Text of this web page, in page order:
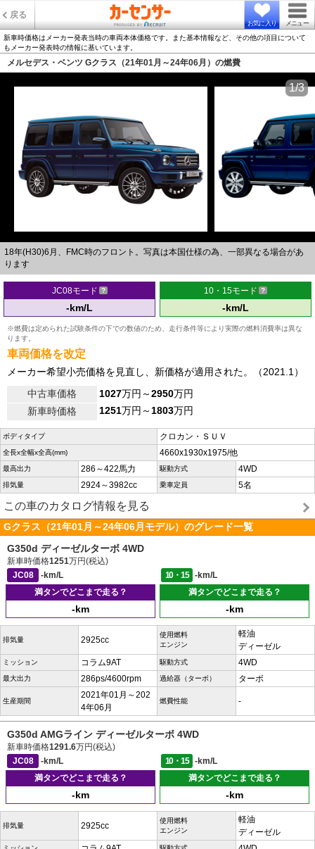
戻る
お気に入り メニュー
新車時価格はメーカー発表当時の車両本体価格です。また基本情報など、その他の項目について
もメーカー発表時の情報に基いています。
メルセデス・ベンツ Gクラス（21年01月～24年06月）の燃費
18年(H30)6月、FMC時のフロント。写真は本国仕様の為、一部異なる場合があ
ります
1/3
JC08モード
-km/L
10・15モード
-km/L
※燃費は定められた試験条件の下での数値のため、走行条件等により実際の燃料消費率は異な
ります。
車両価格を改定
メーカー希望小売価格を見直し、新価格が適用された。（2021.1）
中古車価格
1027万円～2950万円
新車時価格
1251万円～1803万円
ボディタイプ クロカン・ＳＵＶ
全長x全幅x全高(mm) 4660x1930x1975/他
最高出力 286～422馬力 駆動方式 4WD
排気量 2924～3982cc 乗車定員 5名
この車のカタログ情報を見る
Gクラス（21年01月～24年06月モデル）のグレード一覧
G350d ディーゼルターボ 4WD
新車時価格1251万円(税込)
JC08
-km/L 10・15
-km/L
満タンでどこまで走る？
-km
満タンでどこまで走る？
-km
排気量 2925cc
使用燃料
エンジン
軽油
ディーゼル
ミッション コラム9AT 駆動方式 4WD
最大出力 286ps/4600rpm 過給器（ターボ） ターボ
生産期間
2021年01月～202
4年06月
燃費性能 -
G350d AMGライン ディーゼルターボ 4WD
新車時価格1291.6万円(税込)
JC08
-km/L 10・15
-km/L
満タンでどこまで走る？
-km
満タンでどこまで走る？
-km
排気量 2925cc
使用燃料
エンジン
軽油
ディーゼル